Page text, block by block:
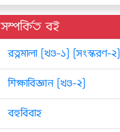
সম্পর্কিত বই
রত্নমালা [খণ্ড-১] [সংস্করণ-২]
শিক্ষাবিজ্ঞান [খণ্ড-২]
বহুবিবাহ